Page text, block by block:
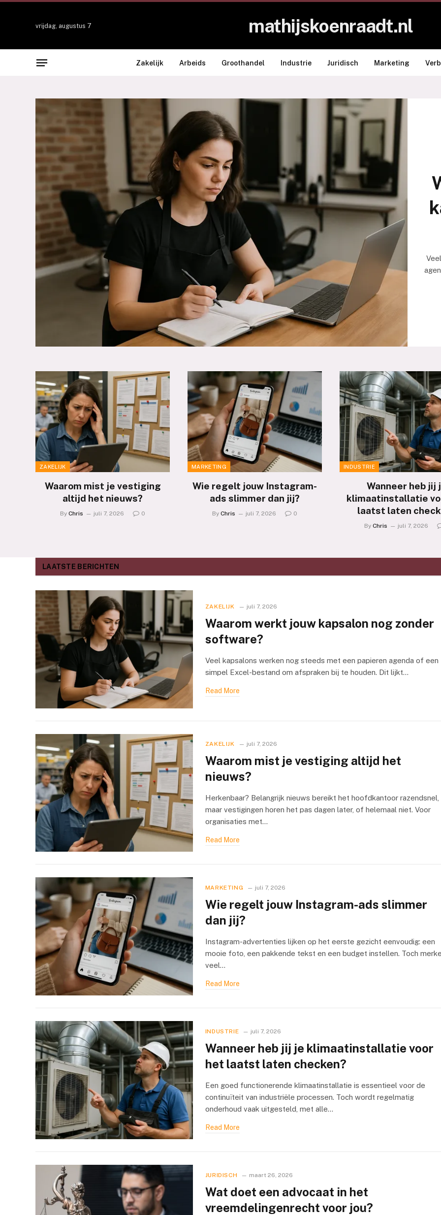
vrijdag, augustus 7 mathijskoenraadt.nl
Zakelijk Arbeids Groothandel Industrie Juridisch Marketing
ZAKELIJK
Waarom mist je vestiging
altijd het nieuws?
By Chris juli 7, 2026 0
MARKETING
Wie regelt jouw Instagram-
ads slimmer dan jij?
By Chris juli 7, 2026 0
INDUSTRIE
Wanneer heb jij
klimaatinstallatie
laatst laten
By Chris juli 7, 2026
LAATSTE BERICHTEN
ZAKELIJK juli 7, 2026
Waarom werkt jouw kapsalon nog zonder
software?
Veel kapsalons werken nog steeds met een papieren agenda of een
simpel Excel-bestand om afspraken bij te houden. Dit lijkt…
Read More
ZAKELIJK juli 7, 2026
Waarom mist je vestiging altijd het
nieuws?
Herkenbaar? Belangrijk nieuws bereikt het hoofdkantoor razendsnel,
maar vestigingen horen het pas dagen later, of helemaal niet. Voor
organisaties met…
Read More
MARKETING juli 7, 2026
Wie regelt jouw Instagram-ads slimmer
dan jij?
Instagram-advertenties lijken op het eerste gezicht eenvoudig: een
mooie foto, een pakkende tekst en een budget instellen. Toch
veel…
Read More
INDUSTRIE juli 7, 2026
Wanneer heb jij je klimaatinstallatie voor
het laatst laten checken?
Een goed functionerende klimaatinstallatie is essentieel voor de
continuïteit van industriële processen. Toch wordt regelmatig
onderhoud vaak uitgesteld, met alle…
Read More
JURIDISCH maart 26, 2026
Wat doet een advocaat in het
vreemdelingenrecht voor jou?